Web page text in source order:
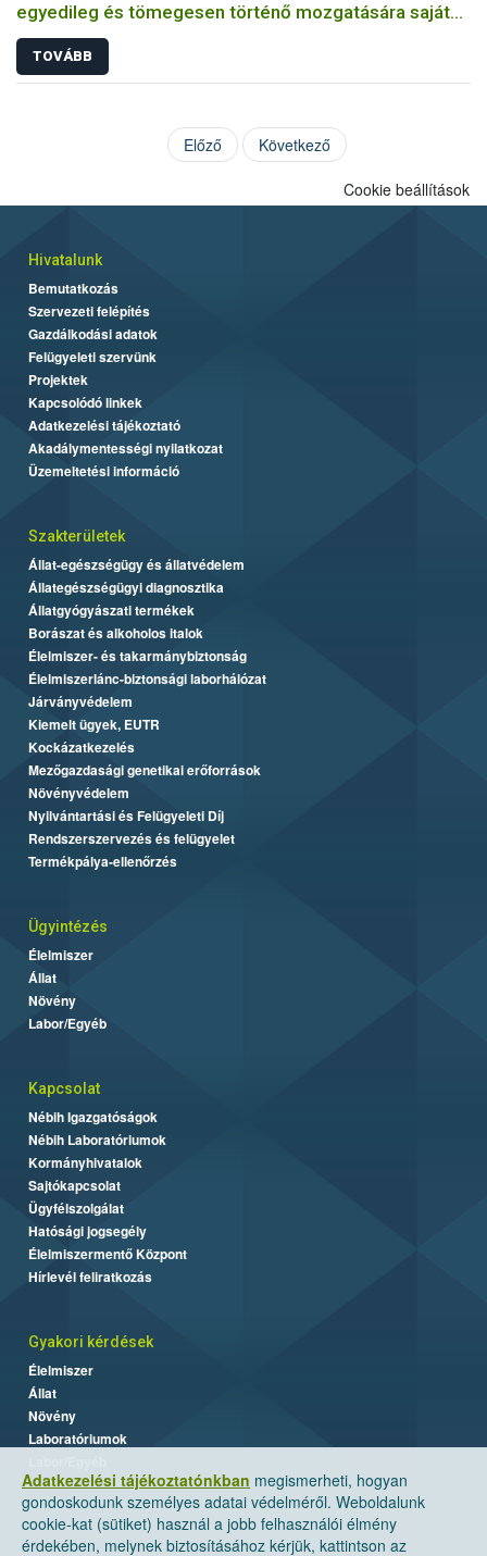
egyedileg és tömegesen történő mozgatására saját
tenyészeteken belüli átkötések esetén
TOVÁBB
Előző Következő
Adatkezelési tájékoztatónkban megismerheti, hogyan
gondoskodunk személyes adatai védelméről. Weboldalunk
cookie-kat (sütiket) használ a jobb felhasználói élmény
érdekében, melynek biztosításához kérjük, kattintson az
Cookie beállítások
Hivatalunk
Bemutatkozás
Szervezeti felépítés
Gazdálkodási adatok
Felügyeleti szervünk
Projektek
Kapcsolódó linkek
Adatkezelési tájékoztató
Akadálymentességi nyilatkozat
Üzemeltetési információ
Szakterületek
Állat-egészségügy és állatvédelem
Állategészségügyi diagnosztika
Állatgyógyászati termékek
Borászat és alkoholos italok
Élelmiszer- és takarmánybiztonság
Élelmiszerlánc-biztonsági laborhálózat
Járványvédelem
Kiemelt ügyek, EUTR
Kockázatkezelés
Mezőgazdasági genetikai erőforrások
Növényvédelem
Nyilvántartási és Felügyeleti Díj
Rendszerszervezés és felügyelet
Termékpálya-ellenőrzés
Ügyintézés
Élelmiszer
Állat
Növény
Labor/Egyéb
Kapcsolat
Nébih Igazgatóságok
Nébih Laboratóriumok
Kormányhivatalok
Sajtókapcsolat
Ügyfélszolgálat
Hatósági jogsegély
Élelmiszermentő Központ
Hírlevél feliratkozás
Gyakori kérdések
Élelmiszer
Állat
Növény
Laboratóriumok